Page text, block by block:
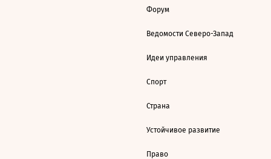
Форум
Ведомости Северо-Запад
Идеи управления
Спорт
Страна
Устойчивое развитие
Право